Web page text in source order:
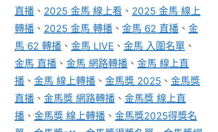
直播 、 2025 金馬 線上看 、 2025 金馬 線上
轉播 、 2025 金馬 轉播 、 金馬 62 直播 、 金
馬 62 轉播 、 金馬 LIVE 、 金馬 入圍名單 、
金馬 直播 、 金馬 網路轉播 、 金馬 線上直
播 、 金馬 線上轉播 、 金馬獎 2025 、 金馬獎
直播 、 金馬獎 網路轉播 、 金馬獎 線上直
播 、 金馬獎 線上轉播 、 金馬獎2025得獎名